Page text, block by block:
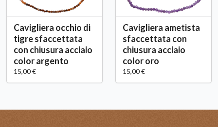
Cavigliera occhio di
tigre sfaccettata
con chiusura acciaio
color argento
15,00 €
Cavigliera ametista
sfaccettata con
chiusura acciaio
color oro
15,00 €